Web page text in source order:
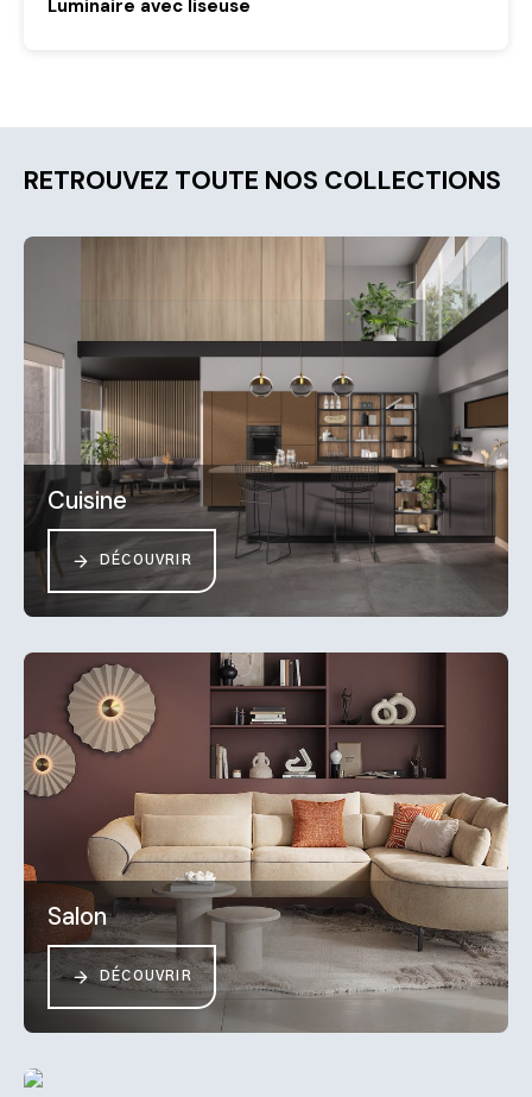
Luminaire avec liseuse
RETROUVEZ TOUTE NOS COLLECTIONS
Cuisine
DÉCOUVRIR
Salon
DÉCOUVRIR